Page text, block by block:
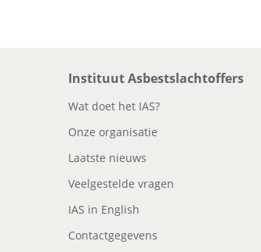
Instituut Asbestslachtoffers
Wat doet het IAS?
Onze organisatie
Laatste nieuws
Veelgestelde vragen
IAS in English
Contactgegevens